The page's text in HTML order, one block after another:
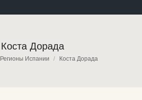
Коста Дорада
Регионы Испании Коста Дорада